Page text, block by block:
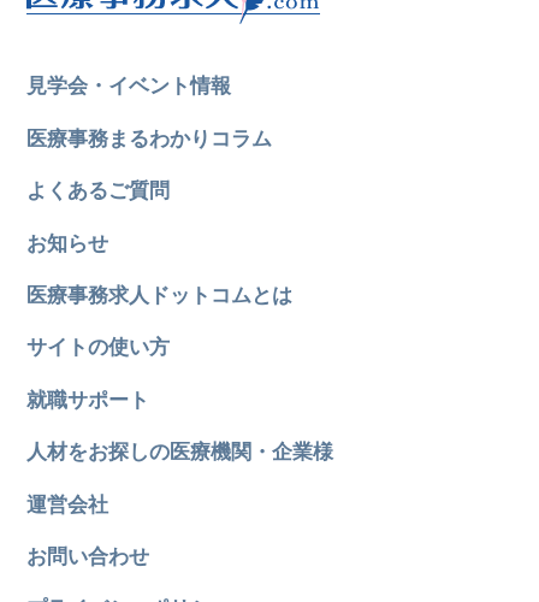
見学会・イベント情報
医療事務まるわかりコラム
よくあるご質問
お知らせ
医療事務求人ドットコムとは
サイトの使い方
就職サポート
人材をお探しの医療機関・企業様
運営会社
お問い合わせ